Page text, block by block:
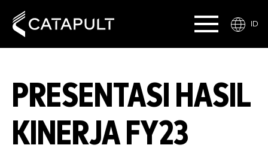
ID
PRESENTASI HASIL
KINERJA FY23